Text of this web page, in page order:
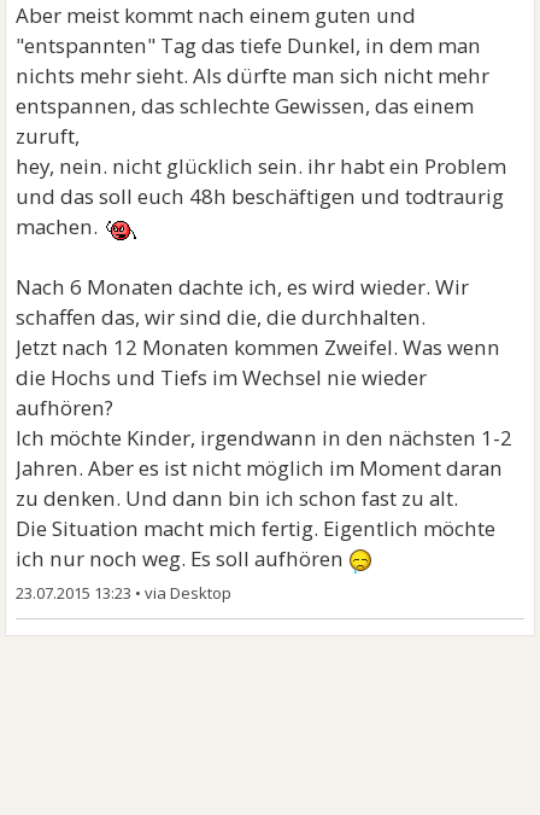
Aber meist kommt nach einem guten und
"entspannten" Tag das tiefe Dunkel, in dem man
nichts mehr sieht. Als dürfte man sich nicht mehr
entspannen, das schlechte Gewissen, das einem
zuruft,
hey, nein. nicht glücklich sein. ihr habt ein Problem
und das soll euch 48h beschäftigen und todtraurig
machen.
Nach 6 Monaten dachte ich, es wird wieder. Wir
schaffen das, wir sind die, die durchhalten.
Jetzt nach 12 Monaten kommen Zweifel. Was wenn
die Hochs und Tiefs im Wechsel nie wieder
aufhören?
Ich möchte Kinder, irgendwann in den nächsten 1-2
Jahren. Aber es ist nicht möglich im Moment daran
zu denken. Und dann bin ich schon fast zu alt.
Die Situation macht mich fertig. Eigentlich möchte
ich nur noch weg. Es soll aufhören
23.07.2015 13:23 •